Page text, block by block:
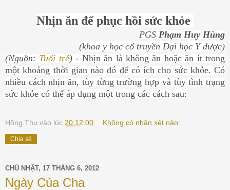
Nhịn ăn để phục hồi sức khỏe
PGS Phạm Huy Hùng
(khoa y học cổ truyền Đại học Y dược)
(Nguồn: Tuổi trẻ)- Nhịn ăn là không ăn hoặc ăn ít trong
một khoảng thời gian nào đó để có ích cho sức khỏe. Có
nhiều cách nhịn ăn, tùy từng trường hợp và tùy tình trạng
sức khỏe có thể áp dụng một trong các cách sau:
Hồng Thu vào lúc 20:12:00 Không có nhận xét nào:
Chia sẻ
CHỦ NHẬT, 17 THÁNG 6, 2012
Ngày Của Cha